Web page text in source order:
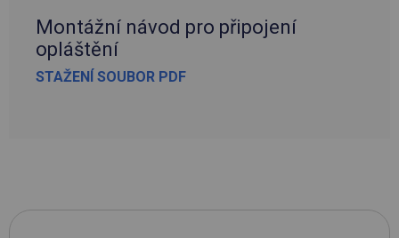
Montážní návod pro připojení
opláštění
STAŽENÍ SOUBOR PDF